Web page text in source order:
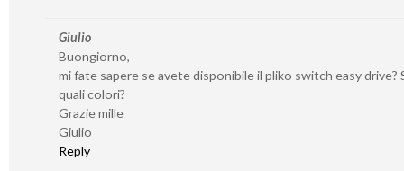
Giulio
Buongiorno,
mi fate sapere se avete disponibile il pliko switch easy drive?
quali colori?
Grazie mille
Giulio
Reply